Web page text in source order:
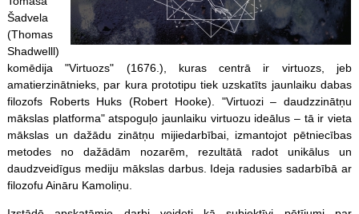
Šadvela
(Thomas
Shadwelll)
komēdija "Virtuozs" (1676.), kuras centrā ir virtuozs, jeb
amatierzinātnieks, par kura prototipu tiek uzskatīts jaunlaiku dabas
filozofs Roberts Huks (Robert Hooke). "Virtuozi – daudzzinātņu
mākslas platforma" atspoguļo jaunlaiku virtuozu ideālus – tā ir vieta
mākslas un dažādu zinātņu mijiedarbībai, izmantojot pētniecības
metodes no dažādām nozarēm, rezultātā radot unikālus un
daudzveidīgus mediju mākslas darbus. Ideja radusies sadarbībā ar
filozofu Aināru Kamoliņu.